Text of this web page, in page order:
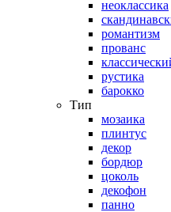
неоклассика
романтизм
прованс
рустика
барокко
Тип
мозаика
плинтус
декор
бордюр
цоколь
декофон
панно